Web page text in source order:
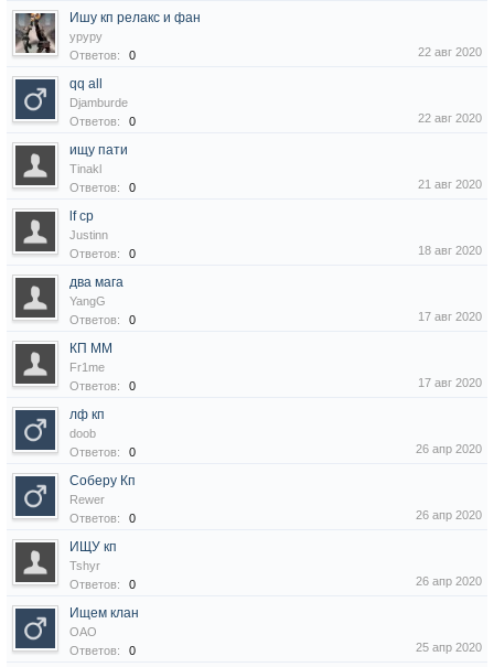
Ишу кп релакс и фан
ypypy
Ответов:
0 22 авг 2020
qq all
Djamburde
Ответов:
0 22 авг 2020
ищу пати
Tinakl
Ответов:
0 21 авг 2020
lf cp
Justinn
Ответов:
0 18 авг 2020
два мага
YangG
Ответов:
0 17 авг 2020
КП ММ
Fr1me
Ответов:
0 17 авг 2020
лф кп
doob
Ответов:
0 26 апр 2020
Соберу Кп
Rewer
Ответов:
0 26 апр 2020
ИЩУ кп
Tshyr
Ответов:
0 26 апр 2020
Ищем клан
ОАО
Ответов:
0 25 апр 2020